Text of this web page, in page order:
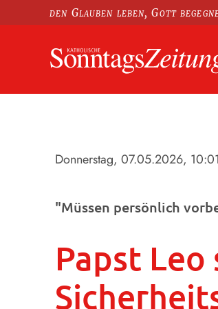
den Glauben leben, Gott
Donnerstag, 07.05.2026,
"Müssen persönlich
Papst